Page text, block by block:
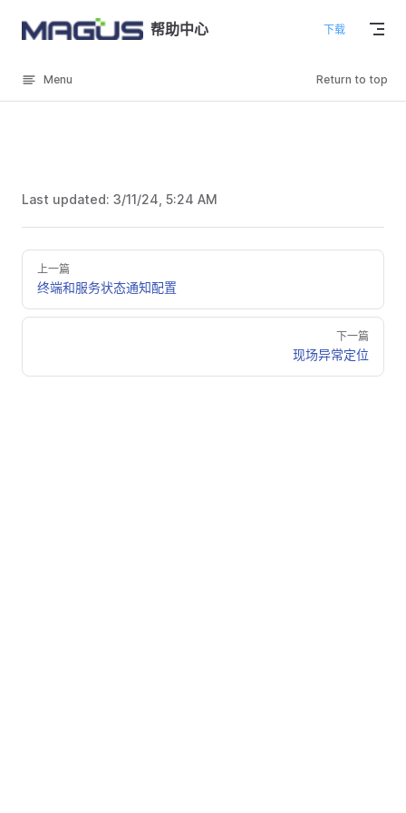
Skip to content 帮助中心 下载
Menu Return to top
Last updated: 3/11/24, 5:24 AM
上一篇
终端和服务状态通知配置
下一篇
现场异常定位